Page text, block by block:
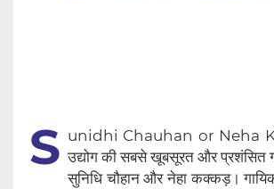
S unidhi Chauhan or Neha
उद्योग की सबसे खूबसूरत और प्रशंसित
सुनिधि चौहान और नेहा कक्कड़।